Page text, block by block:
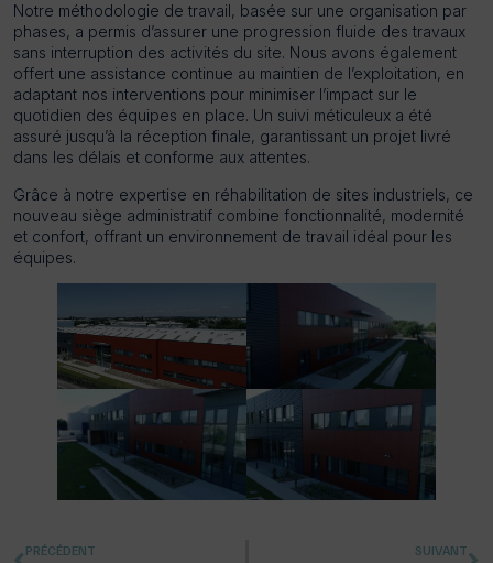
Notre méthodologie de travail, basée sur une organisation par
phases, a permis d’assurer une progression fluide des travaux
sans interruption des activités du site. Nous avons également
offert une assistance continue au maintien de l’exploitation, en
adaptant nos interventions pour minimiser l’impact sur le
quotidien des équipes en place. Un suivi méticuleux a été
assuré jusqu’à la réception finale, garantissant un projet livré
dans les délais et conforme aux attentes.
Grâce à notre expertise en réhabilitation de sites industriels, ce
nouveau siège administratif combine fonctionnalité, modernité
et confort, offrant un environnement de travail idéal pour les
équipes.
PRÉCÉDENT SUIVANT